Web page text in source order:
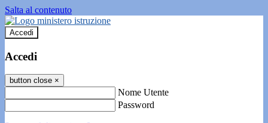
Salta al contenuto
Accedi
Accedi
button close ×
Nome Utente
Password